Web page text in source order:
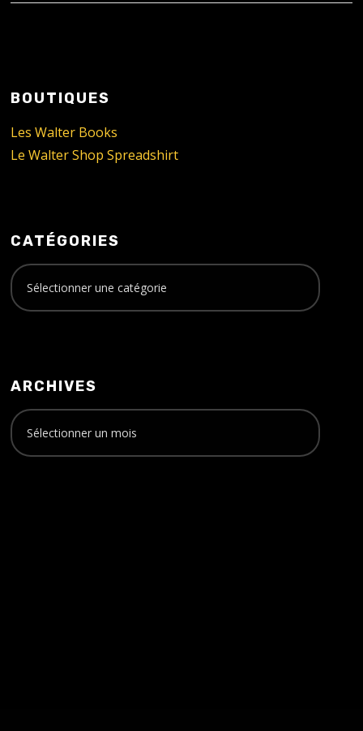
BOUTIQUES
Les Walter Books
Le Walter Shop Spreadshirt
CATÉGORIES
ARCHIVES